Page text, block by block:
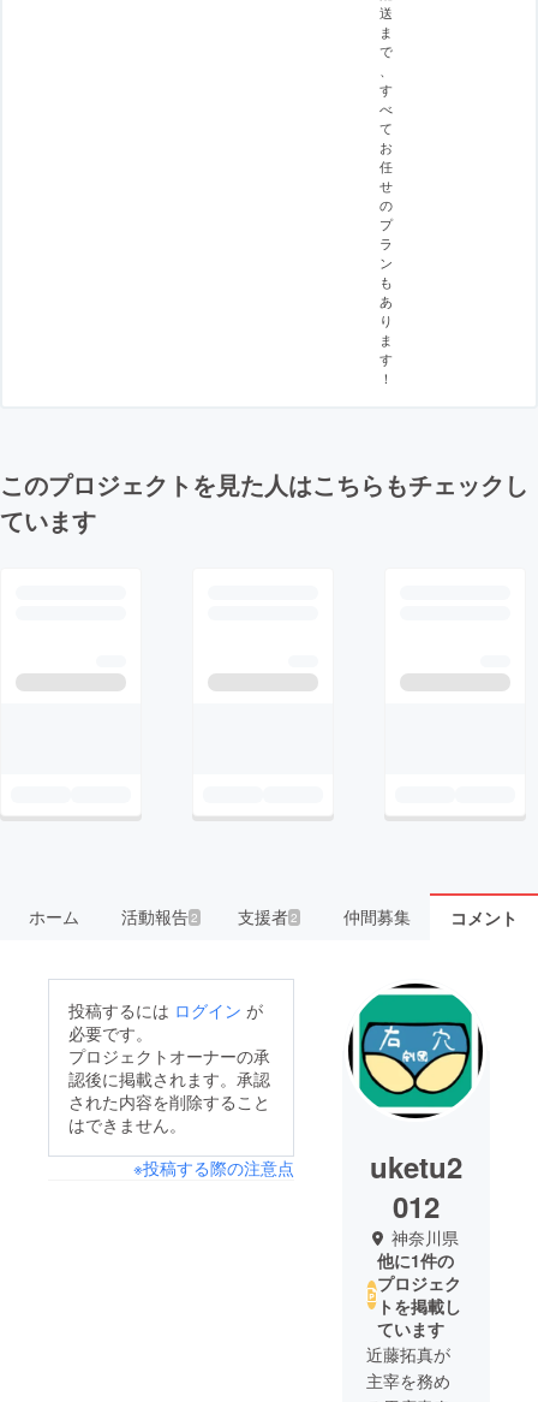
送
ま
で
す
べ
て
お
任
せ
の
プ
ラ
ン
も
あ
り
ま
す
！
このプロジェクトを見た人はこちらもチェックし
ています
ホーム 活動報告2 支援者2 仲間募集 コメント
投稿するには ログイン が
必要です。
プロジェクトオーナーの承
認後に掲載されます。承認
された内容を削除すること
はできません。
※投稿する際の注意点
uketu2
012
神奈川県
他に1件の
プロジェク
トを掲載し
ています
近藤拓真が
主宰を務め